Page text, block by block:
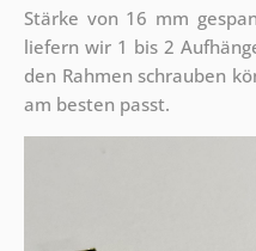
Stärke von 16 mm
liefern wir 1 bis 2
den Rahmen schrauben
am besten passt.